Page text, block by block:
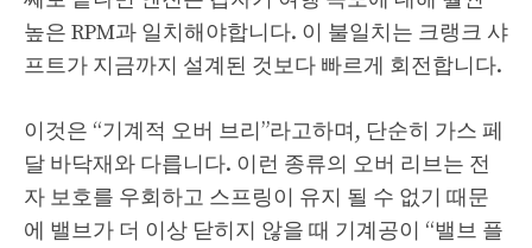
높은 RPM과 일치해야합니다. 이 불일치는 크랭크 샤
프트가 지금까지 설계된 것보다 빠르게 회전합니다.
이것은 “기계적 오버 브리”라고하며, 단순히 가스 페
달 바닥재와 다릅니다. 이런 종류의 오버 리브는 전
자 보호를 우회하고 스프링이 유지 될 수 없기 때문
에 밸브가 더 이상 닫히지 않을 때 기계공이 “밸브 플